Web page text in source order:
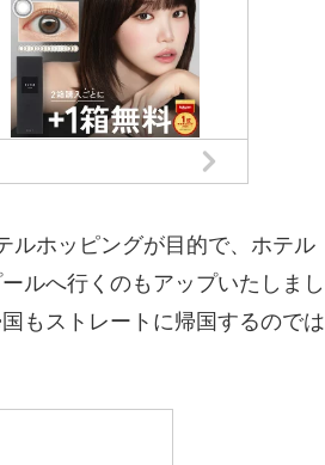
ルホッピングが目的で、ホテル
ルへ行くのもアップいたしまし
もストレートに帰国するのでは